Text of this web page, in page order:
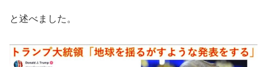
と述べました。